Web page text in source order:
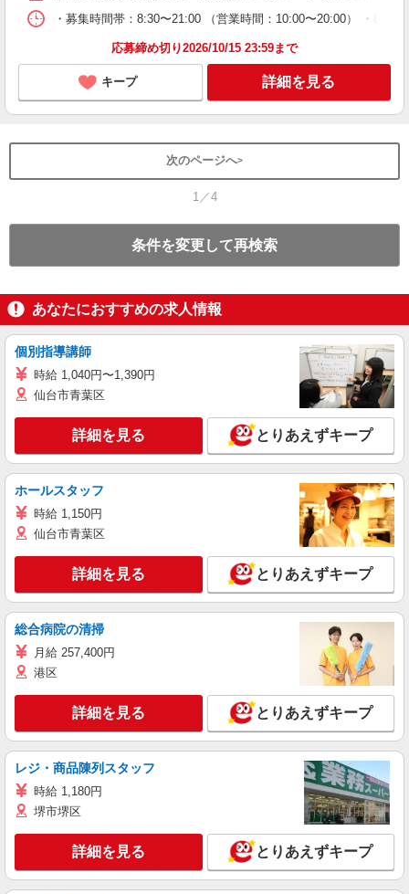
・募集時間帯：8:30〜21:00 （営業時間：10:00〜20:00） ・8時
応募締め切り2026/10/15 23:59まで
キープ 詳細を見る
次のページへ
1／4
条件を変更して再検索
あなたにおすすめの求人情報
個別指導講師
時給 1,040円〜1,390円
仙台市青葉区
詳細を見る とりあえずキープ
ホールスタッフ
時給 1,150円
仙台市青葉区
詳細を見る とりあえずキープ
総合病院の清掃
月給 257,400円
港区
詳細を見る とりあえずキープ
レジ・商品陳列スタッフ
時給 1,180円
堺市堺区
詳細を見る とりあえずキープ